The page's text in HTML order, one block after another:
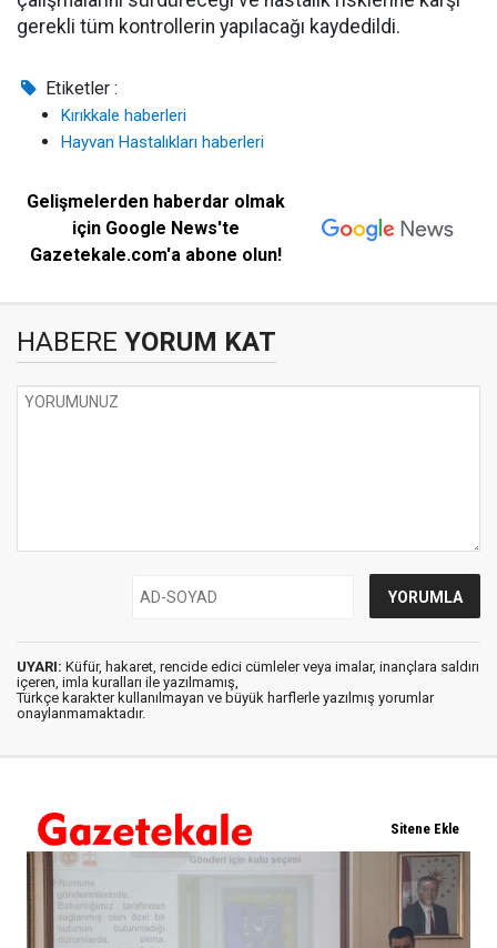
gerekli tüm kontrollerin yapılacağı kaydedildi.
Etiketler :
Kırıkkale haberleri
Hayvan Hastalıkları haberleri
Gelişmelerden haberdar olmak
için Google News'te
Gazetekale.com'a abone olun!
HABERE YORUM KAT
UYARI: Küfür, hakaret, rencide edici cümleler veya imalar, inançlara saldırı
içeren, imla kuralları ile yazılmamış,
Türkçe karakter kullanılmayan ve büyük harflerle yazılmış yorumlar
onaylanmamaktadır.